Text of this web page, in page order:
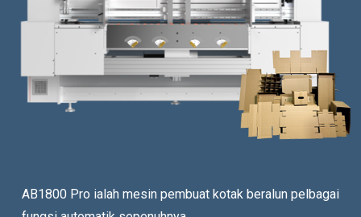
AB1800 Pro ialah mesin pembuat kotak beralun pelbagai